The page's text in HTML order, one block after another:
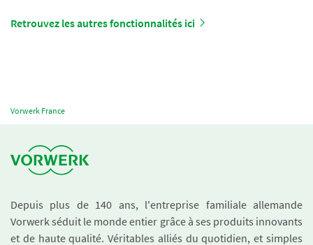
Retrouvez les autres fonctionnalités ici
Vorwerk France
Depuis plus de 140 ans, l'entreprise familiale allemande
Vorwerk séduit le monde entier grâce à ses produits innovants
et de haute qualité. Véritables alliés du quotidien, et simples